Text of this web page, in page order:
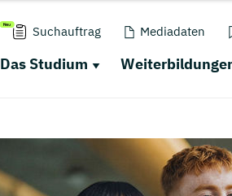
Suchauftrag Mediadaten
Das Studium